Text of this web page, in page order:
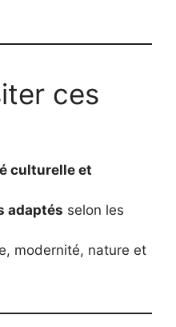
ces
culturelle et
adaptés selon les
modernité, nature et